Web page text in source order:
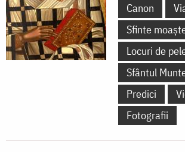
Canon
Sfinte
Locuri de
Sfântul
Predici
Fotografii